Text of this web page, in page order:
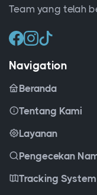
tenaga Muda
Team yang telah
Navigation
Beranda
Tentang Kami
Layanan
Pengecekan